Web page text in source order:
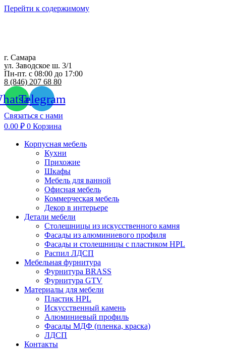
Перейти к содержимому
г. Самара
ул. Заводское ш. 3/1
Пн-пт. с 08:00 до 17:00
8 (846) 207 68 80
Telegram
Связаться с нами
0.00 ₽ 0 Корзина
Корпусная мебель
Кухни
Прихожие
Шкафы
Мебель для ванной
Офисная мебель
Коммерческая мебель
Декор в интерьере
Детали мебели
Столешницы из искусственного камня
Фасады из алюминиевого профиля
Фасады и столешницы с пластиком HPL
Распил ЛДСП
Мебельная фурнитура
Фурнитура BRASS
Фурнитура GTV
Материалы для мебели
Пластик HPL
Искусственный камень
Алюминиевый профиль
Фасады МДФ (пленка, краска)
ЛДСП
Контакты